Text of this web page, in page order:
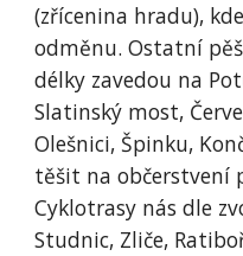
(zřícenina hradu),
odměnu. Ostatní
délky zavedou na
Slatinský most,
Olešnici, Špinku,
těšit na občerstvení
Cyklotrasy nás dle
Studnic, Zliče,